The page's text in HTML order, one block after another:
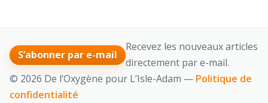
S’abonner par e-mail
Recevez les nouveaux articles
directement par e-mail.
© 2026 De l’Oxygène pour L’Isle-Adam — Politique de
confidentialité